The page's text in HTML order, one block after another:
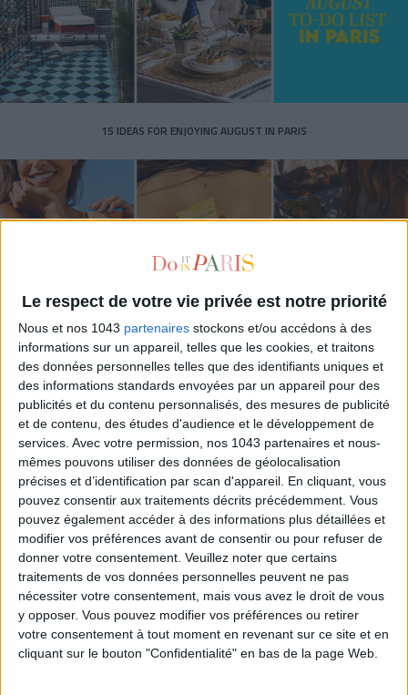
Le respect de votre vie privée est notre priorité
Nous et nos 1043 partenaires stockons et/ou accédons à des
informations sur un appareil, telles que les cookies, et traitons
des données personnelles telles que des identifiants uniques et
des informations standards envoyées par un appareil pour des
publicités et du contenu personnalisés, des mesures de publicité
et de contenu, des études d'audience et le développement de
services. Avec votre permission, nos 1043 partenaires et nous-
mêmes pouvons utiliser des données de géolocalisation
précises et d’identification par scan d'appareil. En cliquant, vous
pouvez consentir aux traitements décrits précédemment. Vous
pouvez également accéder à des informations plus détaillées et
modifier vos préférences avant de consentir ou pour refuser de
donner votre consentement. Veuillez noter que certains
traitements de vos données personnelles peuvent ne pas
nécessiter votre consentement, mais vous avez le droit de vous
y opposer. Vous pouvez modifier vos préférences ou retirer
votre consentement à tout moment en revenant sur ce site et en
cliquant sur le bouton "Confidentialité" en bas de la page Web.
15 IDEAS FOR ENJOYING AUGUST IN PARIS
SPF 50 SUNSCREENS YOU'LL ACTUALLY WANT TO SLATHER ON
THE BEST HOTELS FOR A SPA AND GASTRONOMY WEEKEND